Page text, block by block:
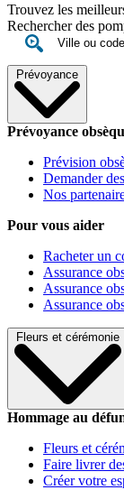
Trouvez les
Rechercher des
Prévoyance
Prévoyance
Prévision
Demander
Nos
Pour vous aider
Racheter un
Assurance
Assurance
Assurance
Fleurs et cérémonie
Hommage au
Fleurs et
Faire livrer
Créer votre